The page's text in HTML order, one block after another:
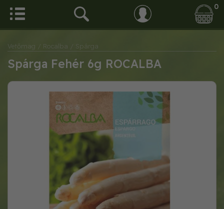
0
Vetőmag / Rocalba / Spárga
Spárga Fehér 6g ROCALBA